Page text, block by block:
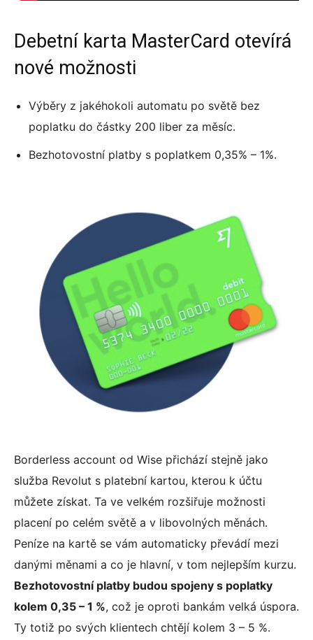
Debetní karta MasterCard otevírá
nové možnosti
Výběry z jakéhokoli automatu po světě bez
poplatku do částky 200 liber za měsíc.
Bezhotovostní platby s poplatkem 0,35% – 1%.
Borderless account od Wise přichází stejně jako
služba Revolut s platební kartou, kterou k účtu
můžete získat. Ta ve velkém rozšiřuje možnosti
placení po celém světě a v libovolných měnách.
Peníze na kartě se vám automaticky převádí mezi
danými měnami a co je hlavní, v tom nejlepším kurzu.
Bezhotovostní platby budou spojeny s poplatky
kolem 0,35 – 1 %, což je oproti bankám velká úspora.
Ty totiž po svých klientech chtějí kolem 3 – 5 %.